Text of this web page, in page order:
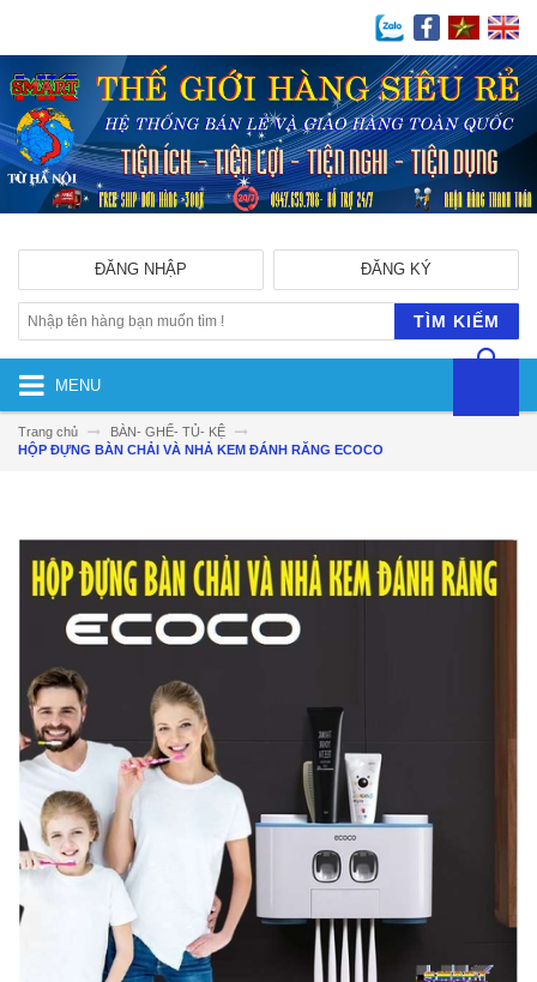
ĐĂNG KÝ
ĐĂNG NHẬP
TÌM KIẾM
MENU
Trang chủ
BÀN- GHẾ- TỦ- KỆ
HỘP ĐỰNG BÀN CHẢI VÀ NHẢ KEM ĐÁNH RĂNG ECOCO